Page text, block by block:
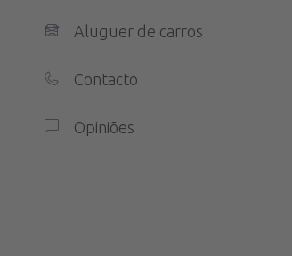
Aluguer de carros
Contacto
Opiniões